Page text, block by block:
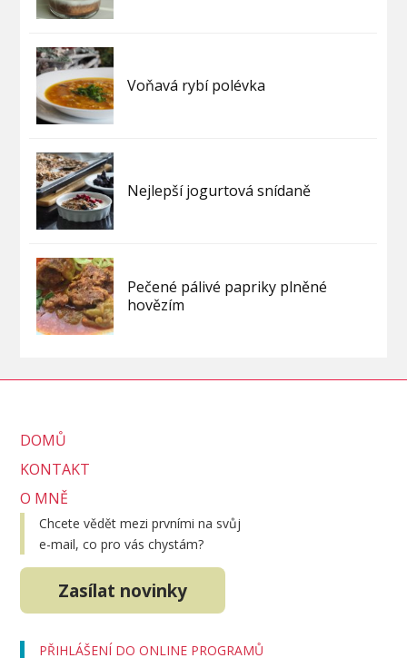
Voňavá rybí polévka
Nejlepší jogurtová snídaně
Pečené pálivé papriky plněné
hovězím
DOMŮ
KONTAKT
O MNĚ
Chcete vědět mezi prvními na svůj
e-mail, co pro vás chystám?
Zasílat novinky
PŘIHLÁŠENÍ DO ONLINE PROGRAMŮ